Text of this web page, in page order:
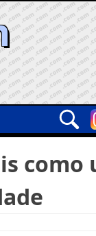
como